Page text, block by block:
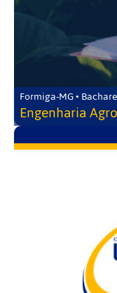
Formiga-MG •
Engenharia